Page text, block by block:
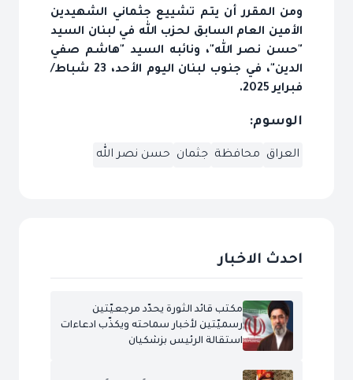
ومن المقرر أن يتم تشييع جثماني الشهيدين
الأمين العام السابق لحزب الله في لبنان السيد
"حسن نصر الله"، ونائبه السيد "هاشم صفي
الدين"، في جنوب لبنان اليوم الأحد، 23 شباط/
فبراير 2025.
الوسوم:
العراق محافظة جثمان حسن نصر الله
احدث الاخبار
مكتب قائد الثورة يحدّد مرجعيّتين
رسميّتين لأخبار سماحته ويكذّب ادعاءات
استقالة الرئيس بزشكيان